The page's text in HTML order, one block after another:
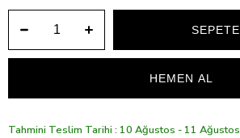
Tahmini Teslim Tarihi : 10 Ağustos - 11 Ağustos